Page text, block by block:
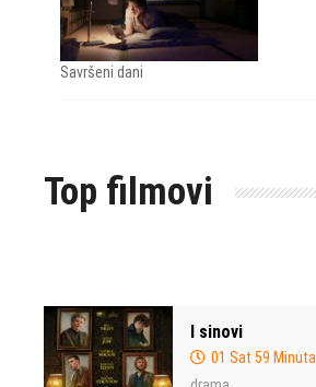
Savršeni dani
Top filmovi
I sinovi
01 Sat 59 Minuta